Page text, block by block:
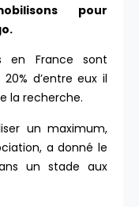
pour
en France sont
d’entre eux il
la recherche.
un maximum,
a donné le
un stade aux